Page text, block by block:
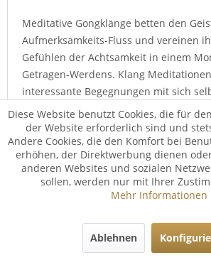
Meditative Gongklänge betten den
Aufmerksamkeits-Fluss und vereinen
Gefühlen der Achtsamkeit in einem
Getragen-Werdens. Klang
interessante Begegnungen mit sich
Einsatz von Gongs eröffnet die Königs-
energetischen Meditations-Techniken:
Meditation. Gong Meditationen sind
umfängliche Entspannungs-Momente,
gerne als Mediatoren der eigenen
Anspruch genommen.
Gongs online kaufen
Die idealste Situation ist, sich mehrere
Diese Website benutzt Cookies, die für
der Website erforderlich sind und
Andere Cookies, die den Komfort bei
erhöhen, der Direktwerbung dienen
anderen Websites und sozialen
sollen, werden nur mit Ihrer
Mehr Informationen
Ablehnen